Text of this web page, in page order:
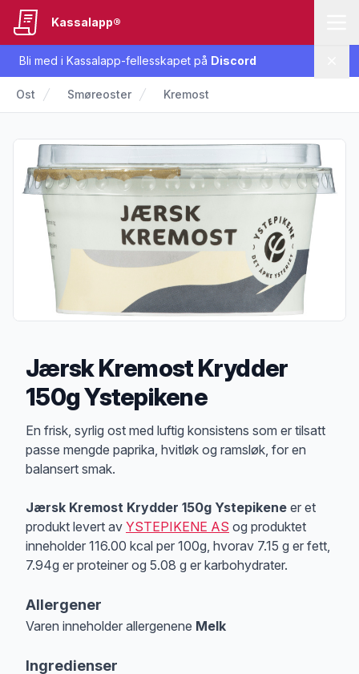
Bli med i Kassalapp-fellesskapet på Discord
Kassalapp®
Ost Smøreoster Kremost
Jærsk Kremost Krydder
150g Ystepikene
Produktbeskrivelse
En frisk, syrlig ost med luftig konsistens som er tilsatt
passe mengde paprika, hvitløk og ramsløk, for en
balansert smak.
Jærsk Kremost Krydder 150g Ystepikene er et
produkt levert av YSTEPIKENE AS og produktet
inneholder 116.00 kcal per 100g, hvorav 7.15 g er fett,
7.94g er proteiner og 5.08 g er karbohydrater.
Allergener
Varen inneholder allergenene Melk
Ingredienser